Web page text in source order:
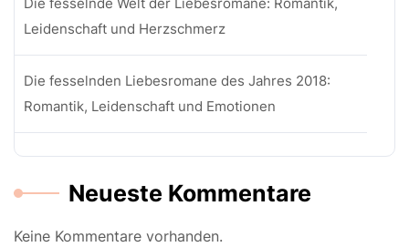
Die fesselnde Welt der Liebesromane: Romantik,
Leidenschaft und Herzschmerz
Die fesselnden Liebesromane des Jahres 2018:
Romantik, Leidenschaft und Emotionen
Neueste Kommentare
Keine Kommentare vorhanden.